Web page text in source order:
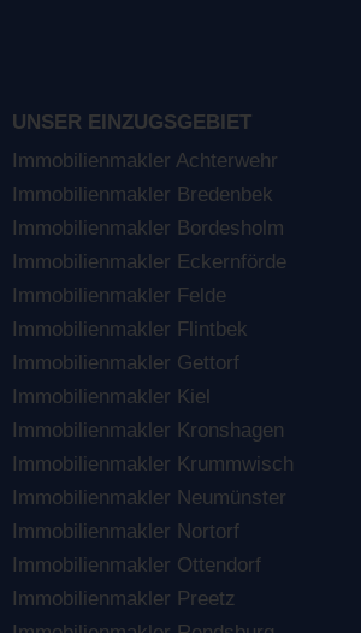
UNSER EINZUGSGEBIET
Immobilienmakler Achterwehr
Immobilienmakler Bredenbek
Immobilienmakler Bordesholm
Immobilienmakler Eckernförde
Immobilienmakler Felde
Immobilienmakler Flintbek
Immobilienmakler Gettorf
Immobilienmakler Kiel
Immobilienmakler Kronshagen
Immobilienmakler Krummwisch
Immobilienmakler Neumünster
Immobilienmakler Nortorf
Immobilienmakler Ottendorf
Immobilienmakler Preetz